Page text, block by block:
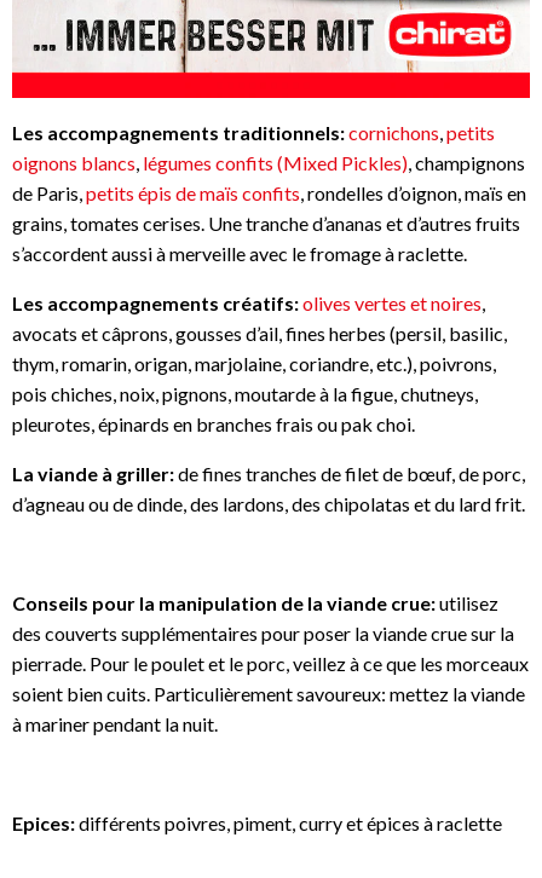
Les accompagnements traditionnels:cornichons,petits
oignons blancs, légumes confits (Mixed Pickles), champignons
de Paris,petits épis de maïs confits, rondelles d’oignon, maïs en
grains, tomates cerises. Une tranche d’ananas et d’autres fruits
s’accordent aussi à merveille avec le fromage à raclette.
Les accompagnements créatifs:olives vertes et noires,
avocats et câprons, gousses d’ail, fines herbes (persil, basilic,
thym, romarin, origan, marjolaine, coriandre, etc.), poivrons,
pois chiches, noix, pignons, moutarde à la figue, chutneys,
pleurotes, épinards en branches frais ou pak choi.
La viande à griller:de fines tranches de filet de bœuf, de porc,
d’agneau ou de dinde, des lardons, des chipolatas et du lard frit.
Conseils pour la manipulation de la viande crue:utilisez
des couverts supplémentaires pour poser la viande crue sur la
pierrade. Pour le poulet et le porc, veillez à ce que les morceaux
soient bien cuits. Particulièrement savoureux: mettez la viande
à mariner pendant la nuit.
Epices:différents poivres, piment, curry et épices à raclette